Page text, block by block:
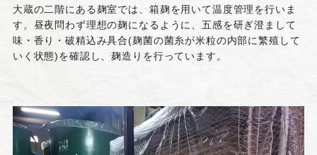
大蔵の二階にある麹室では、箱麹を用いて温度管理を行いま
す。昼夜問わず理想の麹になるように、五感を研ぎ澄まして
味・香り・破精込み具合(麹菌の菌糸が米粒の内部に繁殖して
いく状態)を確認し、麹造りを行っています。